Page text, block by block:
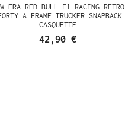
ERA RED BULL F1 RACING RETRO
A FRAME TRUCKER SNAPBACK
CASQUETTE
42,90 €